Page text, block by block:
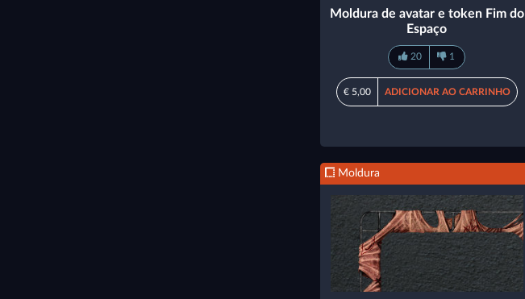
Moldura de avatar e token Fim do
Espaço
20 1
€ 5,00 ADICIONAR AO CARRINHO
Moldura